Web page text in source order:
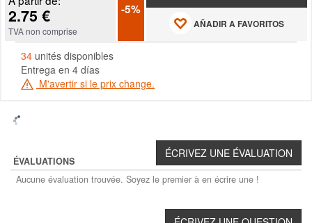
2.75 €
TVA non comprise
-5%
AÑADIR A FAVORITOS
34 unités disponibles
Entrega en 4 días
M'avertir si le prix change.
ÉVALUATIONS
Aucune évaluation trouvée. Soyez le premier à en écrire une !